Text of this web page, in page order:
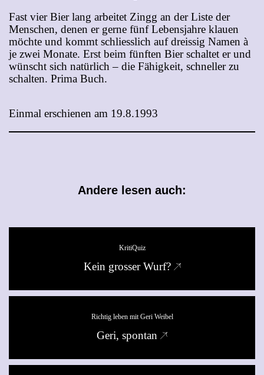
Fast vier Bier lang ar­bei­tet Zingg an der Lis­te der
Men­schen, de­nen er ger­ne fünf Le­bens­jah­re klau­en
möch­te und kommt schliess­lich auf dreis­sig Na­men à
je zwei Mo­na­te. Erst beim fünf­ten Bier schal­tet er und
wünscht sich na­tür­lich – die Fä­hig­keit, schnel­ler zu
schal­ten. Pri­ma Buch.
Ein­mal er­schie­nen am 19.8.1993
Andere lesen auch:
KritiQuiz
Kein grosser Wurf?
Richtig leben mit Geri Weibel
Geri, spontan